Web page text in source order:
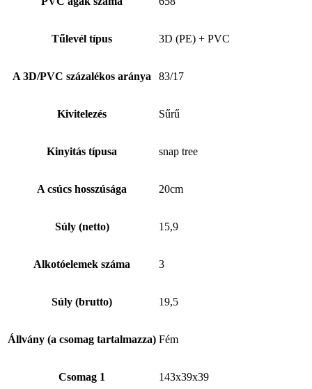
Tűlevél típus 3D (PE) + PVC
A 3D/PVC százalékos aránya 83/17
Kivitelezés Sűrű
Kinyitás típusa snap tree
A csúcs hosszúsága 20cm
Súly (netto) 15,9
Alkotóelemek száma 3
Súly (brutto) 19,5
Állvány (a csomag tartalmazza) Fém
Csomag 1 143x39x39